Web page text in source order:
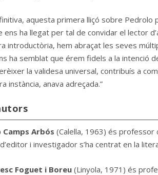
aquesta primera lliçó sobre
ha llegat per tal de convidar el lector
introductòria, hem abraçat les seves
ha semblat que érem fidels a la intenció
la validesa universal, contribuís a
instància, anava adreçada.”
Camps Arbós (Calella, 1963) és professor
i investigador s’ha centrat en la
Foguet i Boreu (Linyola, 1971) és